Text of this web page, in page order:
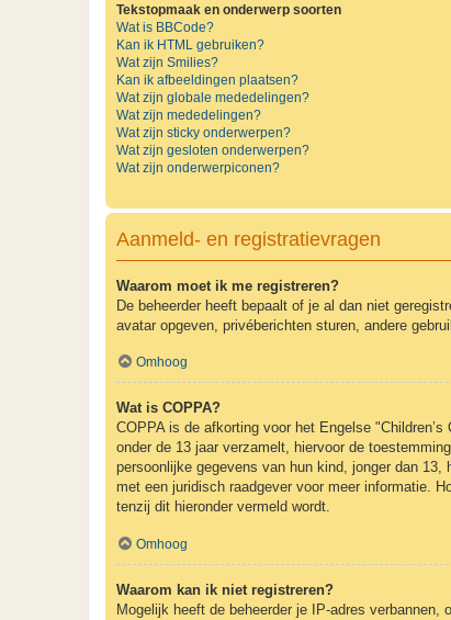
Tekstopmaak en onderwerp soorten
Wat is BBCode?
Kan ik HTML gebruiken?
Wat zijn Smilies?
Kan ik afbeeldingen plaatsen?
Wat zijn globale mededelingen?
Wat zijn mededelingen?
Wat zijn sticky onderwerpen?
Wat zijn gesloten onderwerpen?
Wat zijn onderwerpiconen?
Aanmeld- en registratievragen
Waarom moet ik me registreren?
De beheerder heeft bepaalt of je al dan niet
avatar opgeven, privéberichten sturen, andere
Omhoog
Wat is COPPA?
COPPA is de afkorting voor het Engelse
onder de 13 jaar verzamelt, hiervoor de
persoonlijke gegevens van hun kind, jonger dan
met een juridisch raadgever voor meer informatie.
tenzij dit hieronder vermeld wordt.
Omhoog
Waarom kan ik niet registreren?
Mogelijk heeft de beheerder je IP-adres